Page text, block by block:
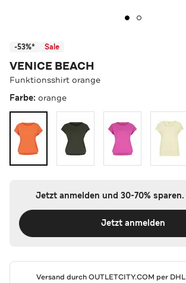
-53%* Sale
VENICE BEACH
Funktionsshirt orange
Farbe: orange
Jetzt anmelden und 30-70% sparen.
Jetzt anmelden
Versand durchOUTLETCITY.COM per DHL